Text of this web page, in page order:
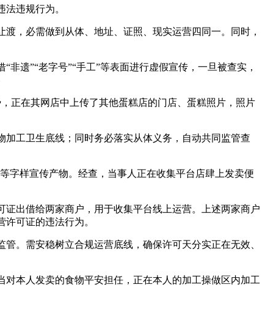
违规行为。
，必需做到从体、地址、证照、现实运营四同一。同时，
遗”“老字号”“手工”等表面进行虚假宣传，一旦被查实，
在其网店中上传了其他蛋糕店的门店、蛋糕照片，照片
工卫生底线；同时务必落实从体义务，自动共同监管查
样宣传产物。经查，当事人正在收集平台店肆上发卖便
出借给两家商户，用于收集平台线上运营。上述两家商户
可证的违法行为。
。需安稳树立合规运营底线，确保许可天分实正在无效、
本人发卖的食物平安担任，正在本人的加工操做区内加工